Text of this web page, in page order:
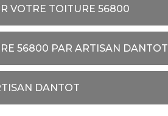
VOTRE TOITURE 56800
56800 PAR ARTISAN DANTOT
DANTOT